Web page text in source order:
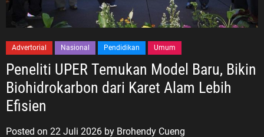
Advertorial Nasional Pendidikan Umum
Peneliti UPER Temukan Model Baru, Bikin
Biohidrokarbon dari Karet Alam Lebih
Efisien
Posted on 22 Juli 2026 by Brohendy Cueng